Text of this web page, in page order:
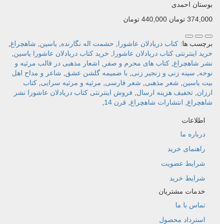
بوستان احمدی
374,000 تومان
440,000 تومان
برچسب ها: کتاب دریادلان عاشورا حشمت اله نگارنده یاسین شاهچراغ
خرید اینترنتی کتاب دریادلان عاشورا
خرید کتاب دریادلان عاشورا یاسین
نشر شاهچراغ کتاب های محرم و صفر
اشعار مذهبی در قالب مرثیه و
نوحه
سینه زنی و زنجیر زنی با ضمیمه گلشن عشق
شاعر و مداح اهل
بیت یاسین
شعر مذهبی شعر فارسی مرثیه و مرثیه سرایی کتاب
ارزان تخفیف هزینه ارسال
فروش اینترنتی کتاب دریادلان عاشورا نشر
شاهچراغ
انتشارات شاهچراغ قرن 14
اطلاعات
درباره ما
راهنمای خرید
شرایط عضویت
شرایط خرید
خدمات مشتریان
تماس با ما
استرداد محصول